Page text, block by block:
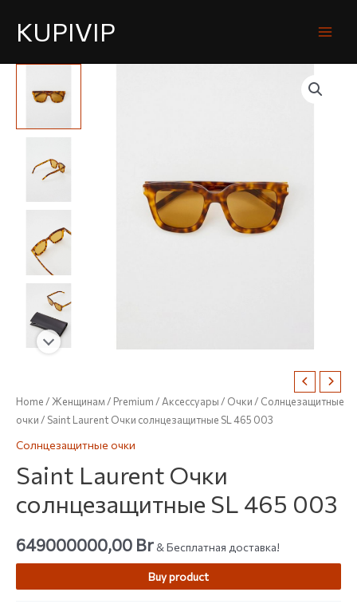
KUPIVIP
Home / Женщинам/ Premium / Аксессуары / Очки / Солнцезащитные
очки / Saint Laurent Очки солнцезащитные SL 465 003
Солнцезащитные очки
Saint Laurent Очки
солнцезащитные SL 465 003
649000000,00 Br& Бесплатная доставка!
Buy product